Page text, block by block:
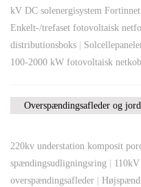
kV DC solenergisystem Fortinnet
Enkelt-/trefaset fotovoltaisk
distributionsboks
100-2000 kW fotovoltaisk
Overspændingsafleder og
220kv understation komposit
spændingsudligningsring
overspændingsafleder